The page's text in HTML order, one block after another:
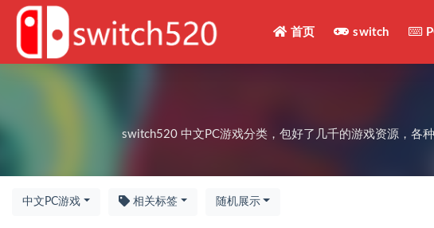
首页 switch
switch520 中文PC游戏分类，包好了几千的游戏资源，各
中文PC游戏 相关标签 随机展示